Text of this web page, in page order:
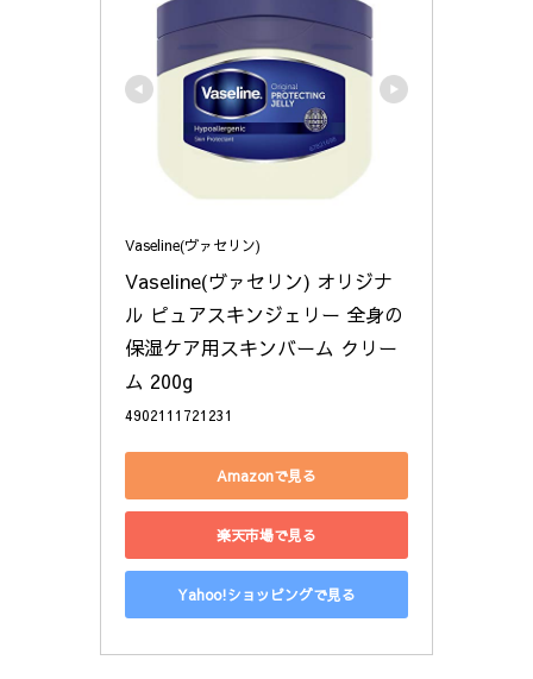
Vaseline(ヴァセリン)
Vaseline(ヴァセリン) オリジナ
ル ピュアスキンジェリー 全身の
保湿ケア用スキンバーム クリー
ム 200g
4902111721231
Amazonで見る
楽天市場で見る
Yahoo!ショッピングで見る